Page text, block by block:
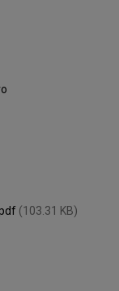
(103.31 KB)